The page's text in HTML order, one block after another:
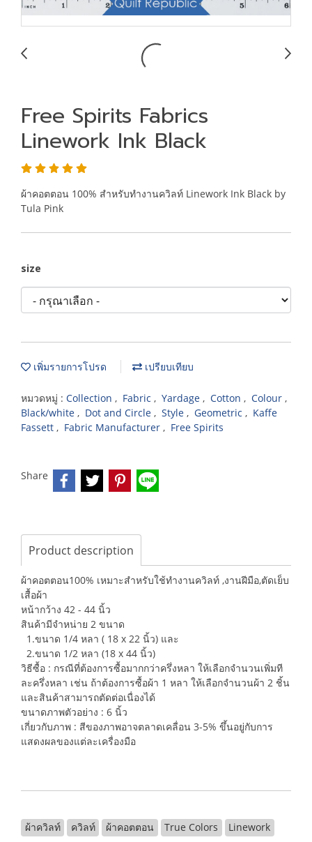
Free Spirits Fabrics
Linework Ink Black
ผ้าคอตตอน 100% สำหรับทำงานควิลท์ Linework Ink Black by
Tula Pink
size
เพิ่มรายการโปรด เปรียบเทียบ
หมวดหมู่ : Collection , Fabric , Yardage , Cotton , Colour ,
Black/white , Dot and Circle , Style , Geometric , Kaffe
Fassett , Fabric Manufacturer , Free Spirits
Share
Product description
ผ้าคอตตอน100% เหมาะสำหรับใช้ทำงานควิลท์ ,งานฝีมือ,ตัดเย็บ
เสื้อผ้า
หน้ากว้าง 42 - 44 นิ้ว
สินค้ามีจำหน่าย 2 ขนาด
1.ขนาด 1/4 หลา ( 18 x 22 นิ้ว) และ
2.ขนาด 1/2 หลา (18 x 44 นิ้ว)
วิธีซื้อ : กรณีที่ต้องการซื้อมากกว่าครึ่งหลา ให้เลือกจำนวนเพิ่มที
ละครึ่งหลา เช่น ถ้าต้องการซื้อผ้า 1 หลา ให้เลือกจำนวนผ้า 2 ชิ้น
และสินค้าสามารถตัดต่อเนื่องได้
ขนาดภาพตัวอย่าง : 6 นิ้ว
เกี่ยวกับภาพ : สีของภาพอาจตลาดเคลื่อน 3-5% ขึ้นอยู่กับการ
แสดงผลของแต่ละเครื่องมือ
ผ้าควิลท์ ควิลท์ ผ้าคอตตอน True Colors Linework